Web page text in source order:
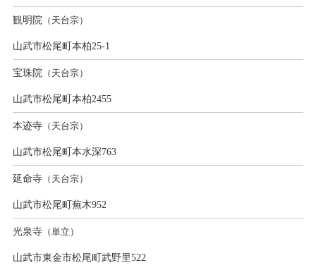
観明院（天台宗）
山武市松尾町本柏25-1
宝珠院（天台宗）
山武市松尾町本柏2455
本迹寺（天台宗）
山武市松尾町本水深763
延命寺（天台宗）
山武市松尾町蕪木952
光泉寺（単立）
山武市東金市松尾町武野里522